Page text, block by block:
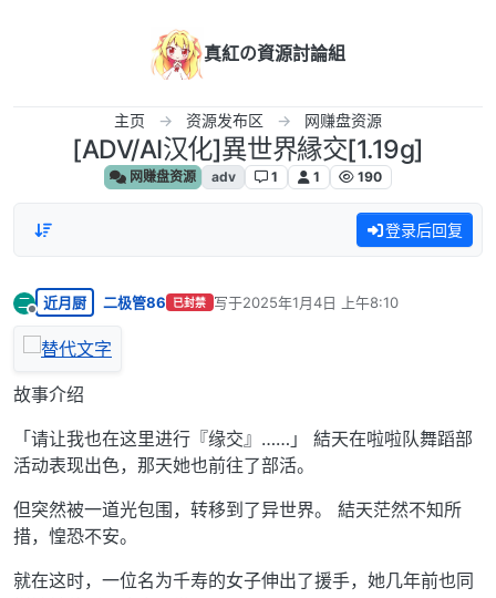
真紅の資源討論組
主页 资源发布区 网赚盘资源
[ADV/AI汉化]異世界縁交[1.19g]
网赚盘资源 adv 1 1 190
登录后回复
二
离线
近月厨 二极管86 已封禁 写于2025年1月4日 上午8:10
最后由 编辑
故事介绍
「请让我也在这里进行『缘交』……」 結天在啦啦队舞蹈部
活动表现出色，那天她也前往了部活。
但突然被一道光包围，转移到了异世界。 結天茫然不知所
措，惶恐不安。
就在这时，一位名为千寿的女子伸出了援手，她几年前也同